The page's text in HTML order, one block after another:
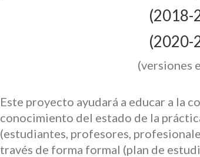
(2018-
(2020-
(versiones
Este proyecto ayudará a educar a la
conocimiento del estado de la
(estudiantes, profesores,
través de forma formal (plan de